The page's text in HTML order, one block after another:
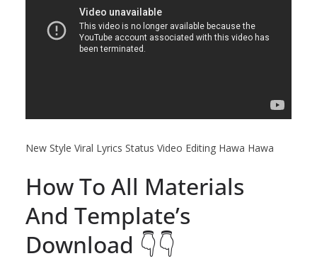
New Style Viral Lyrics Status Video Editing Hawa Hawa
How To All Materials
And Template’s
Download 👇👇